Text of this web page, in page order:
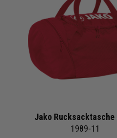
Jako Rucksacktasche
1989-11